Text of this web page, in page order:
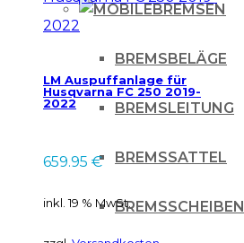
BREMSEN
BREMSBELÄGE
BREMSLEITUNG
BREMSSATTEL
BREMSSCHEIBEN
LM Auspuffanlage für
Husqvarna FC 250 2019-
2022
659.95 €
inkl. 19 % MwSt.